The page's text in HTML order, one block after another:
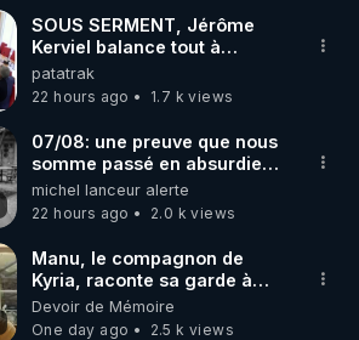
SOUS SERMENT, Jérôme
Kerviel balance tout à
l'Assemblée !
patatrak
22 hours ago
1.7 k views
07/08: une preuve que nous
somme passé en absurdie
une dictature qui veut faire
taire ses opposant !
michel lanceur alerte
22 hours ago
2.0 k views
Manu, le compagnon de
Kyria, raconte sa garde à
vue musclée. PARTAGEZ!
Devoir de Mémoire
One day ago
2.5 k views